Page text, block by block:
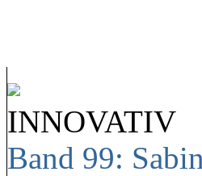
INNOVATIV
Band 99: